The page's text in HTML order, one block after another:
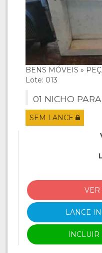
BENS MÓVEIS »
Lote: 013
01 NICHO
SEM LANCE
VER
LANCE
INCLUIR